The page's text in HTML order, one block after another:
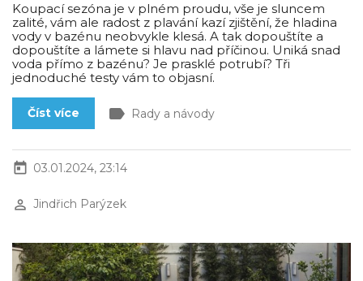
Koupací sezóna je v plném proudu, vše je sluncem
zalité, vám ale radost z plavání kazí zjištění, že hladina
vody v bazénu neobvykle klesá. A tak dopouštíte a
dopouštíte a lámete si hlavu nad příčinou. Uniká snad
voda přímo z bazénu? Je prasklé potrubí? Tři
jednoduché testy vám to objasní.
Číst více label Rady a návody
today 03.01.2024, 23:14
perm_identity Jindřich Parýzek